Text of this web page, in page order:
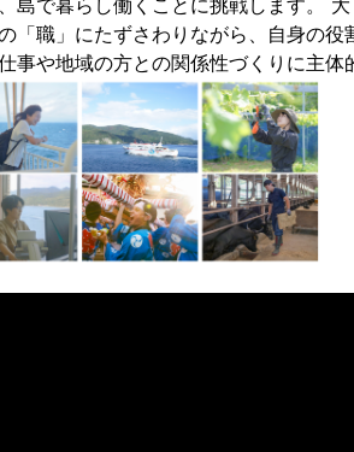
「職」にたずさわりながら、自身の役
事や地域の方との関係性づくりに主体